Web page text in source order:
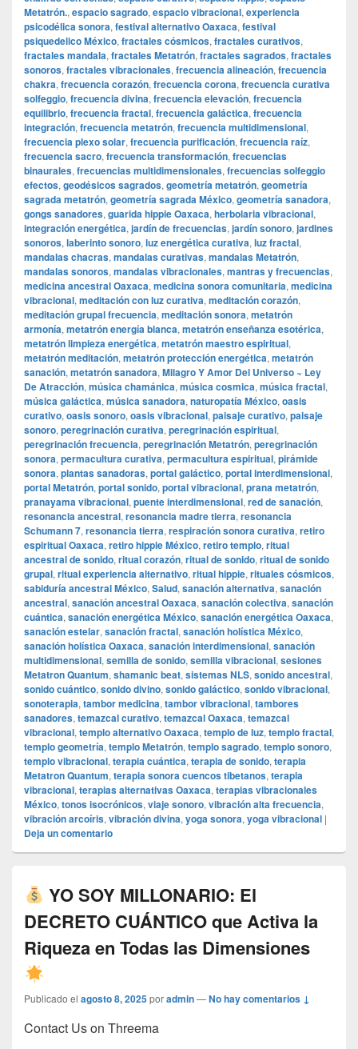
Metatrón., espacio sagrado, espacio vibracional, experiencia
psicodélica sonora, festival alternativo Oaxaca, festival
psiquedelico México, fractales cósmicos, fractales curativos,
fractales mandala, fractales Metatrón, fractales sagrados, fractales
sonoros, fractales vibracionales, frecuencia alineación, frecuencia
chakra, frecuencia corazón, frecuencia corona, frecuencia curativa
solfeggio, frecuencia divina, frecuencia elevación, frecuencia
equilibrio, frecuencia fractal, frecuencia galáctica, frecuencia
integración, frecuencia metatrón, frecuencia multidimensional,
frecuencia plexo solar, frecuencia purificación, frecuencia raíz,
frecuencia sacro, frecuencia transformación, frecuencias
binaurales, frecuencias multidimensionales, frecuencias solfeggio
efectos, geodésicos sagrados, geometría metatrón, geometría
sagrada metatrón, geometría sagrada México, geometría sanadora,
gongs sanadores, guarida hippie Oaxaca, herbolaria vibracional,
integración energética, jardín de frecuencias, jardín sonoro, jardines
sonoros, laberinto sonoro, luz energética curativa, luz fractal,
mandalas chacras, mandalas curativas, mandalas Metatrón,
mandalas sonoros, mandalas vibracionales, mantras y frecuencias,
medicina ancestral Oaxaca, medicina sonora comunitaria, medicina
vibracional, meditación con luz curativa, meditación corazón,
meditación grupal frecuencia, meditación sonora, metatrón
armonía, metatrón energía blanca, metatrón enseñanza esotérica,
metatrón limpieza energética, metatrón maestro espiritual,
metatrón meditación, metatrón protección energética, metatrón
sanación, metatrón sanadora, Milagro Y Amor Del Universo ~ Ley
De Atracción, música chamánica, música cosmica, música fractal,
música galáctica, música sanadora, naturopatía México, oasis
curativo, oasis sonoro, oasis vibracional, paisaje curativo, paisaje
sonoro, peregrinación curativa, peregrinación espiritual,
peregrinación frecuencia, peregrinación Metatrón, peregrinación
sonora, permacultura curativa, permacultura espiritual, pirámide
sonora, plantas sanadoras, portal galáctico, portal interdimensional,
portal Metatrón, portal sonido, portal vibracional, prana metatrón,
pranayama vibracional, puente interdimensional, red de sanación,
resonancia ancestral, resonancia madre tierra, resonancia
Schumann 7, resonancia tierra, respiración sonora curativa, retiro
espiritual Oaxaca, retiro hippie México, retiro templo, ritual
ancestral de sonido, ritual corazón, ritual de sonido, ritual de sonido
grupal, ritual experiencia alternativo, ritual hippie, rituales cósmicos,
sabiduría ancestral México, Salud, sanación alternativa, sanación
ancestral, sanación ancestral Oaxaca, sanación colectiva, sanación
cuántica, sanación energética México, sanación energética Oaxaca,
sanación estelar, sanación fractal, sanación holística México,
sanación holística Oaxaca, sanación interdimensional, sanación
multidimensional, semilla de sonido, semilla vibracional, sesiones
Metatron Quantum, shamanic beat, sistemas NLS, sonido ancestral,
sonido cuántico, sonido divino, sonido galáctico, sonido vibracional,
sonoterapia, tambor medicina, tambor vibracional, tambores
sanadores, temazcal curativo, temazcal Oaxaca, temazcal
vibracional, templo alternativo Oaxaca, templo de luz, templo fractal,
templo geometría, templo Metatrón, templo sagrado, templo sonoro,
templo vibracional, terapia cuántica, terapia de sonido, terapia
Metatron Quantum, terapia sonora cuencos tibetanos, terapia
vibracional, terapias alternativas Oaxaca, terapias vibracionales
México, tonos isocrónicos, viaje sonoro, vibración alta frecuencia,
vibración arcoíris, vibración divina, yoga sonora, yoga vibracional |
Deja un comentario
YO SOY MILLONARIO: El
DECRETO CUÁNTICO que Activa la
Riqueza en Todas las Dimensiones
Publicado el agosto 8, 2025poradmin—No hay comentarios ↓
Contact Us on Threema